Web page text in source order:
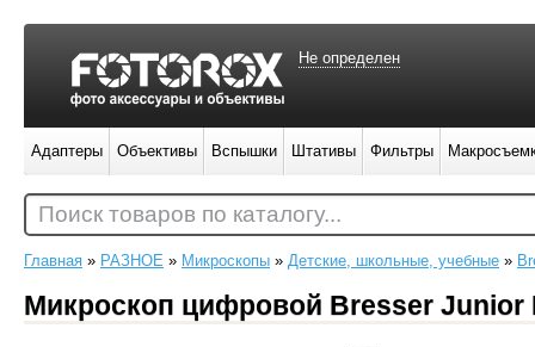
Главная » РАЗНОЕ » Микроскопы » Детские, школьные, учебные »
Микроскоп цифровой Bresser Junior
Не определен
Адаптеры Объективы Вспышки Штативы Фильтры
Поиск товаров по каталогу...